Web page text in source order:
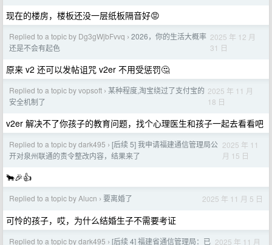
现在的楼房，楼板还没一层纸板隔音好😡
Replied to a topic by Dg3gWjbFvvq › 2026，你的生活大概率
还是不会有起色
2025 年 12 月
31 日
原来 v2 还可以发帖诅咒 v2er 不用受惩罚🤔
Replied to a topic by vopsoft › 某种程度,淘宝绕过了支付宝的
安全机制了
2025 年 11 月
18 日
v2er 解决不了你孩子的教育问题，找个心理医生和孩子一起去看看吧
Replied to a topic by dark495 › [后续 5] 我申请福建通信管理局公
开对泉州联通的责令整改内容，结果来了
2025 年 11
月 15 日
🐂🎉👍
Replied to a topic by Alucn › 要离婚了 2025 年 11 月 5 日
可怜的孩子，哎，为什么结婚生子不需要考证
Replied to a topic by dark495 › [后续 4] 福建省通信管理局：已 2025 年 11 月